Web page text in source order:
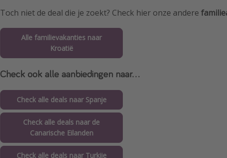
Toch niet de deal die je zoekt? Check hier onze andere
Alle familievakanties naar
Kroatië
Check ook alle aanbiedingen naar...
Check alle deals naar Spanje
Check alle deals naar de
Canarische Eilanden
Check alle deals naar Turkije